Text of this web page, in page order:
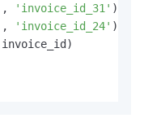
, 'invoice_id_31' ),
, 'invoice_id_24' )